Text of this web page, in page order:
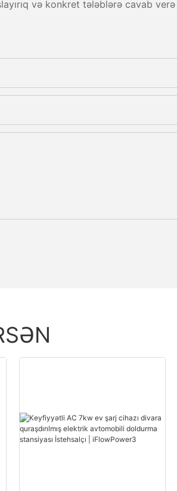
və konkret tələblərə cavab